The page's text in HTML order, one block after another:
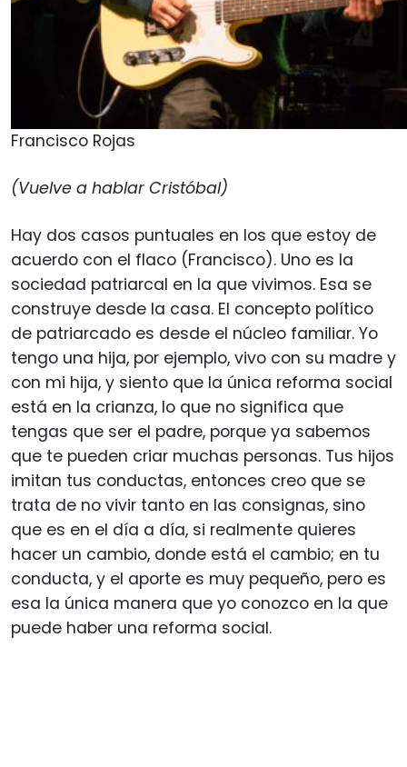
Francisco Rojas
(Vuelve a hablar Cristóbal)
Hay dos casos puntuales en los que estoy de
acuerdo con el flaco (Francisco). Uno es la
sociedad patriarcal en la que vivimos. Esa se
construye desde la casa. El concepto político
de patriarcado es desde el núcleo familiar. Yo
tengo una hija, por ejemplo, vivo con su madre y
con mi hija, y siento que la única reforma social
está en la crianza, lo que no significa que
tengas que ser el padre, porque ya sabemos
que te pueden criar muchas personas. Tus hijos
imitan tus conductas, entonces creo que se
trata de no vivir tanto en las consignas, sino
que es en el día a día, si realmente quieres
hacer un cambio, donde está el cambio; en tu
conducta, y el aporte es muy pequeño, pero es
esa la única manera que yo conozco en la que
puede haber una reforma social.